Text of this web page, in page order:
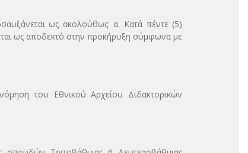
ως ακολούθως: α. Κατά πέντε (5)
ως αποδεκτό στην προκήρυξη σύμφωνα με
του Εθνικού Αρχείου Διδακτορικών